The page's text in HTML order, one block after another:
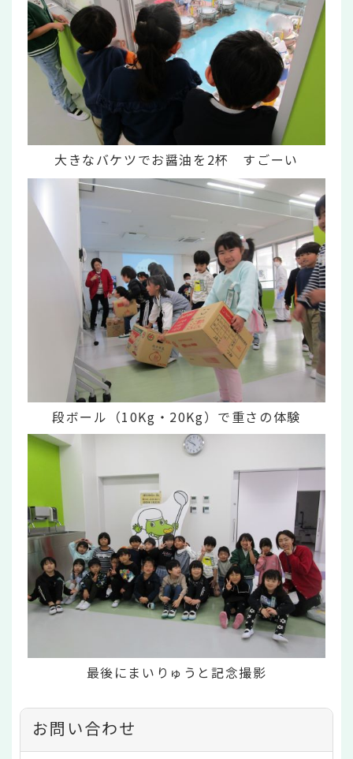
大きなバケツでお醤油を2杯 すごーい
段ボール（10Kg・20Kg）で重さの体験
最後にまいりゅうと記念撮影
お問い合わせ